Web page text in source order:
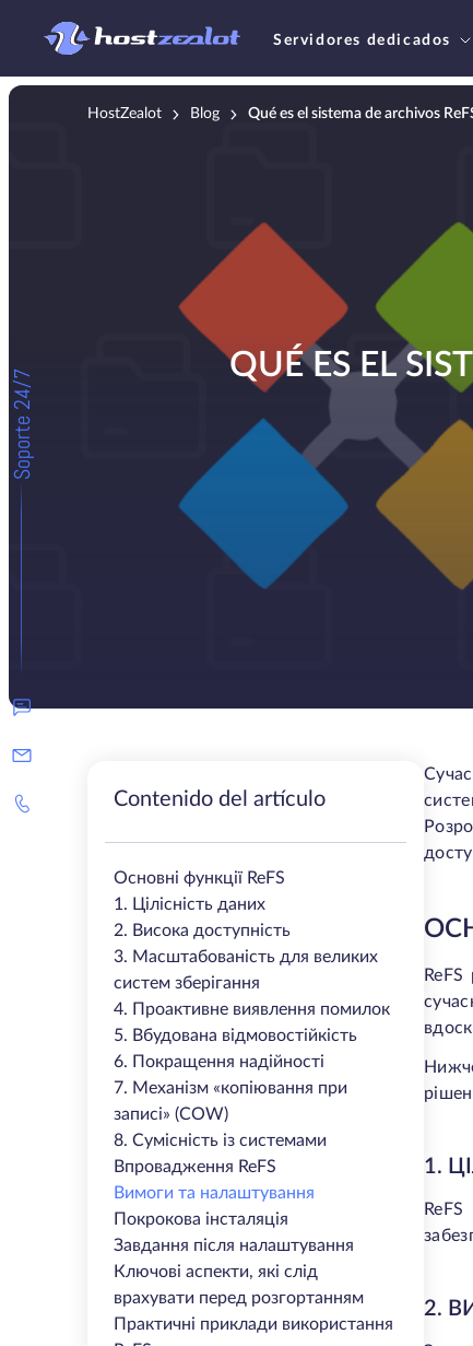
Servidores dedicados
Soporte 24/7
HostZealot Blog Qué es el sistema de archivos
QUÉ ES EL
Contenido del artículo
Основні функції ReFS
1. Цілісність даних
2. Висока доступність
3. Масштабованість для великих
систем зберігання
4. Проактивне виявлення помилок
5. Вбудована відмовостійкість
6. Покращення надійності
7. Механізм «копіювання при
записі» (COW)
8. Сумісність із системами
Впровадження ReFS
Вимоги та налаштування
Покрокова інсталяція
Завдання після налаштування
Ключові аспекти, які слід
врахувати перед розгортанням
Практичні приклади використання
1.
2.